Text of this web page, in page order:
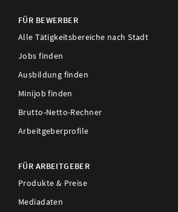
FÜR BEWERBER
Alle Tätigkeitsbereiche nach Stadt
Jobs finden
Ausbildung finden
Minijob finden
Brutto-Netto-Rechner
Arbeitgeberprofile
FÜR ARBEITGEBER
Produkte & Preise
Mediadaten